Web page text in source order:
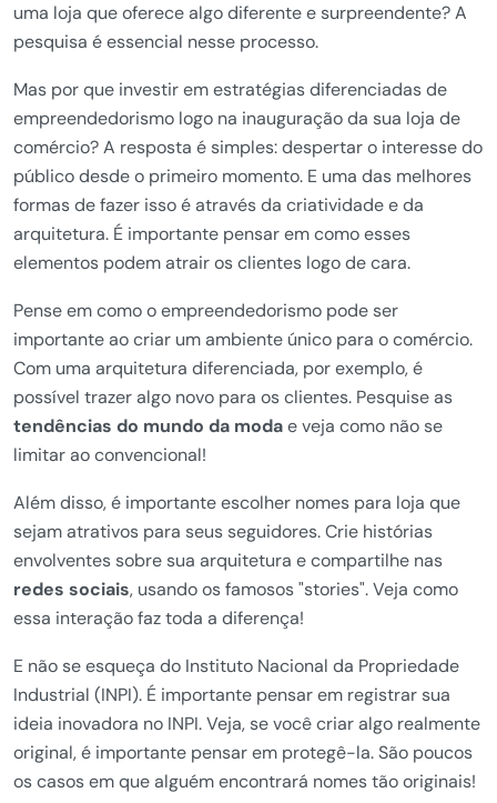
uma loja que oferece algo diferente e surpreendente? A
pesquisa é essencial nesse processo.
Mas por que investir em estratégias diferenciadas de
empreendedorismo logo na inauguração da sua loja de
comércio? A resposta é simples: despertar o interesse do
público desde o primeiro momento. E uma das melhores
formas de fazer isso é através da criatividade e da
arquitetura. É importante pensar em como esses
elementos podem atrair os clientes logo de cara.
Pense em como o empreendedorismo pode ser
importante ao criar um ambiente único para o comércio.
Com uma arquitetura diferenciada, por exemplo, é
possível trazer algo novo para os clientes. Pesquise as
tendências do mundo da modae veja como não se
limitar ao convencional!
Além disso, é importante escolher nomes para loja que
sejam atrativos para seus seguidores. Crie histórias
envolventes sobre sua arquitetura e compartilhe nas
redes sociais, usando os famosos "stories". Veja como
essa interação faz toda a diferença!
E não se esqueça do Instituto Nacional da Propriedade
Industrial (INPI). É importante pensar em registrar sua
ideia inovadora no INPI. Veja, se você criar algo realmente
original, é importante pensar em protegê-la. São poucos
os casos em que alguém encontrará nomes tão originais!